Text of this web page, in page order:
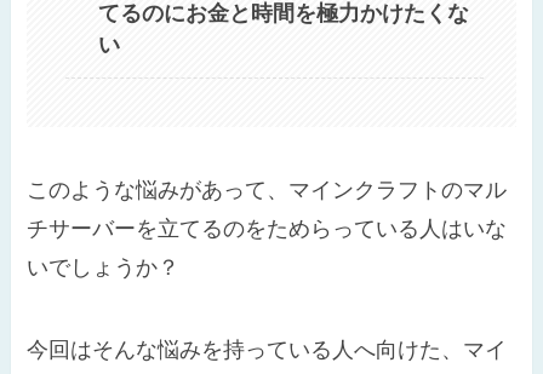
てるのにお金と時間を極力かけたくな
い
このような悩みがあって、マインクラフトのマル
チサーバーを立てるのをためらっている人はいな
いでしょうか？
今回はそんな悩みを持っている人へ向けた、マイ